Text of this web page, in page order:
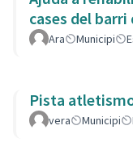
cases del
Ara Municipi
Pista
vera Municipi